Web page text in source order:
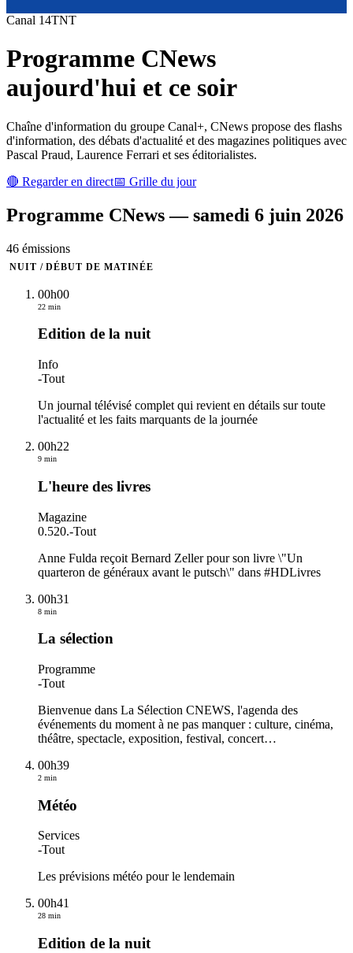
Canal 14TNT
Programme CNews
aujourd'hui et ce soir
Chaîne d'information du groupe Canal+, CNews propose des flashs
d'information, des débats d'actualité et des magazines politiques avec
Pascal Praud, Laurence Ferrari et ses éditorialistes.
🔴 Regarder en direct📅 Grille du jour
Programme CNews—samedi 6 juin 2026
46 émissions
NUIT / DÉBUT DE MATINÉE
00h00
22 min
Edition de la nuit
Info
-Tout
Un journal télévisé complet qui revient en détails sur toute
l'actualité et les faits marquants de la journée
00h22
9 min
L'heure des livres
Magazine
0.520.-Tout
Anne Fulda reçoit Bernard Zeller pour son livre \"Un
quarteron de généraux avant le putsch\" dans #HDLivres
00h31
8 min
La sélection
Programme
-Tout
Bienvenue dans La Sélection CNEWS, l'agenda des
événements du moment à ne pas manquer : culture, cinéma,
théâtre, spectacle, exposition, festival, concert…
00h39
2 min
Météo
Services
-Tout
Les prévisions météo pour le lendemain
00h41
28 min
Edition de la nuit